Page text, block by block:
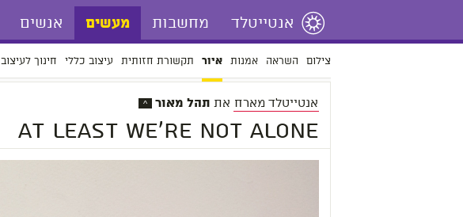
אנטייטלד מחשבות מעשים אנשים
צילום השראה אמנות איור תקשורת חזותית עיצוב כללי חינוך לעיצוב
אנטייטלד מארח את תהל מאור‎ ^
At least we're not alone